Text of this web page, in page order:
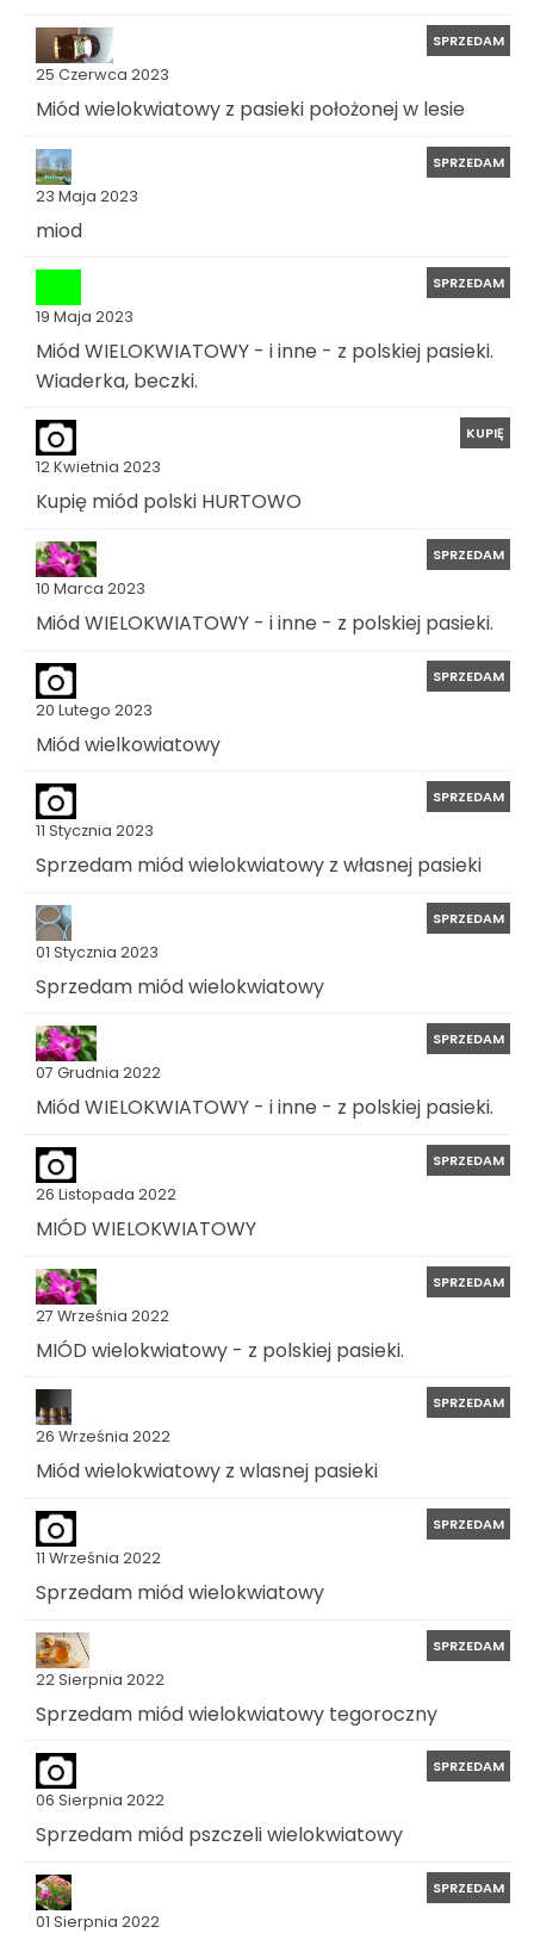
25 Czerwca 2023
SPRZEDAM
Miód wielokwiatowy z pasieki położonej w lesie
23 Maja 2023
SPRZEDAM
miod
19 Maja 2023
SPRZEDAM
Miód WIELOKWIATOWY - i inne - z polskiej pasieki.
Wiaderka, beczki.
12 Kwietnia 2023
KUPIĘ
Kupię miód polski HURTOWO
10 Marca 2023
SPRZEDAM
Miód WIELOKWIATOWY - i inne - z polskiej pasieki.
20 Lutego 2023
SPRZEDAM
Miód wielkowiatowy
11 Stycznia 2023
SPRZEDAM
Sprzedam miód wielokwiatowy z własnej pasieki
01 Stycznia 2023
SPRZEDAM
Sprzedam miód wielokwiatowy
07 Grudnia 2022
SPRZEDAM
Miód WIELOKWIATOWY - i inne - z polskiej pasieki.
26 Listopada 2022
SPRZEDAM
MIÓD WIELOKWIATOWY
27 Września 2022
SPRZEDAM
MIÓD wielokwiatowy - z polskiej pasieki.
26 Września 2022
SPRZEDAM
Miód wielokwiatowy z wlasnej pasieki
11 Września 2022
SPRZEDAM
Sprzedam miód wielokwiatowy
22 Sierpnia 2022
SPRZEDAM
Sprzedam miód wielokwiatowy tegoroczny
06 Sierpnia 2022
SPRZEDAM
Sprzedam miód pszczeli wielokwiatowy
01 Sierpnia 2022
SPRZEDAM